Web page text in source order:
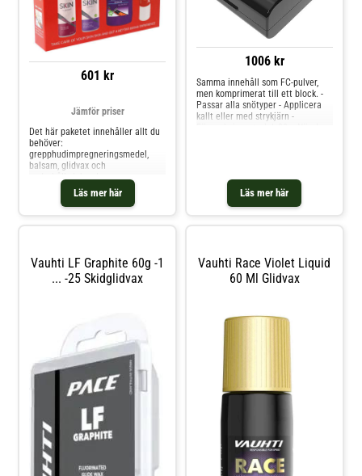
601 kr
Läs mer här
Jämför priser
Det här paketet innehåller allt du
behöver:
grepphudimpregneringsmedel,
balsam, glidvax och
underhållsdukar. Ingen av
produkterna i förpackningen
innehåller fluor. -
Impregneringsmedel: - Förhindrar
1006 kr
Läs mer här
Samma innehåll som FC-pulver,
men komprimerat till ett block. -
Passar alla snötyper - Applicera
kallt eller med strykjärn -
Vauhti LF Graphite 60g -1
... -25 Skidglidvax
Vauhti Race Violet Liquid
60 Ml Glidvax